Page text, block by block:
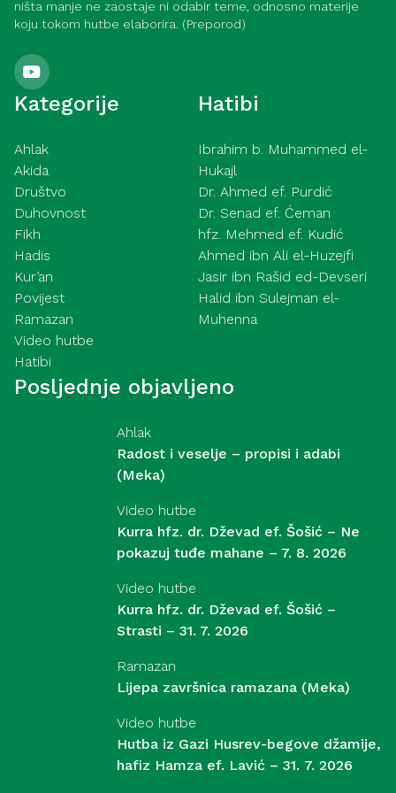
ništa manje ne zaostaje ni odabir teme, odnosno materije
koju tokom hutbe elaborira. (Preporod)
Kategorije
Ahlak
Akida
Društvo
Duhovnost
Fikh
Hadis
Kur’an
Povijest
Ramazan
Video hutbe
Hatibi
Hatibi
Ibrahim b. Muhammed el-
Hukajl
Dr. Ahmed ef. Purdić
Dr. Senad ef. Ćeman
hfz. Mehmed ef. Kudić
Ahmed ibn Ali el-Huzejfi
Jasir ibn Rašid ed-Devseri
Halid ibn Sulejman el-
Muhenna
Posljednje objavljeno
Ahlak
Radost i veselje – propisi i adabi
(Meka)
Video hutbe
Kurra hfz. dr. Dževad ef. Šošić – Ne
pokazuj tuđe mahane – 7. 8. 2026
Video hutbe
Kurra hfz. dr. Dževad ef. Šošić –
Strasti – 31. 7. 2026
Ramazan
Lijepa završnica ramazana (Meka)
Video hutbe
Hutba iz Gazi Husrev-begove džamije,
hafiz Hamza ef. Lavić – 31. 7. 2026